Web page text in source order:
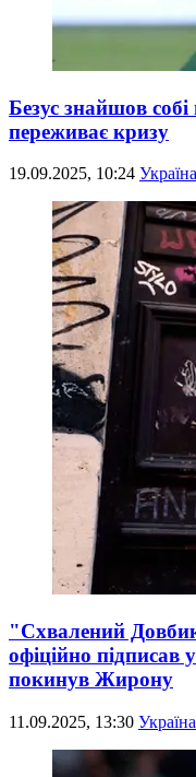
Безус знайшов
переживає кризу
19.09.2025, 10:24 Україна
"Схвалений
офіційно підписав
покинув Жирону
11.09.2025, 13:30 Україна